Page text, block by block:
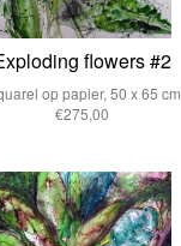
flowers #2
op papier, 50 x 65 cm
€275,00